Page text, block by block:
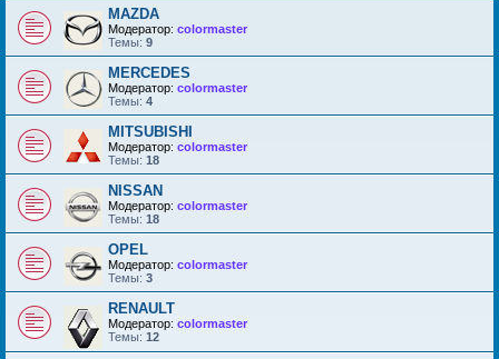
MAZDA
Модератор: colormaster
Темы: 9
MERCEDES
Модератор: colormaster
Темы: 4
MITSUBISHI
Модератор: colormaster
Темы: 18
NISSAN
Модератор: colormaster
Темы: 18
OPEL
Модератор: colormaster
Темы: 3
RENAULT
Модератор: colormaster
Темы: 12